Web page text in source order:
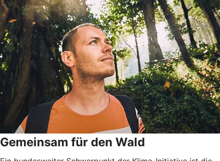
Gemeinsam für den Wald